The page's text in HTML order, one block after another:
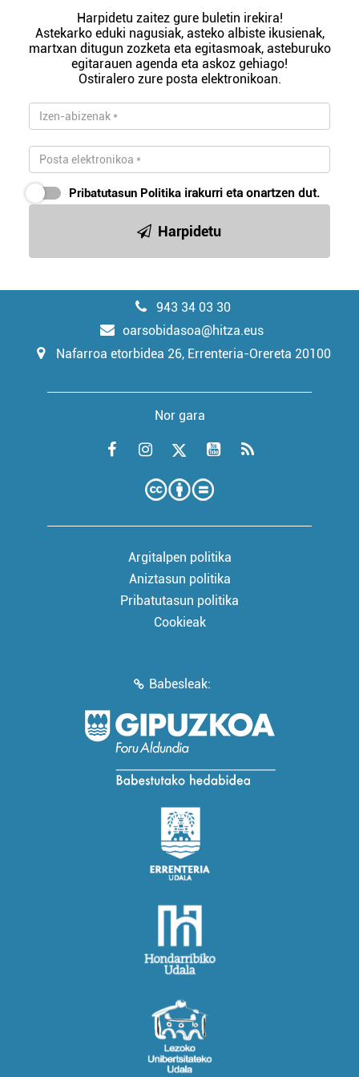
Harpidetu zaitez gure buletin irekira!
Astekarko eduki nagusiak, asteko albiste ikusienak,
martxan ditugun zozketa eta egitasmoak, asteburuko
egitarauen agenda eta askoz gehiago!
Ostiralero zure posta elektronikoan.
Pribatutasun Politika irakurri eta onartzen dut.
Harpidetu
943 34 03 30
oarsobidasoa@hitza.eus
Nafarroa etorbidea 26, Errenteria-Orereta 20100
Nor gara
Argitalpen politika
Aniztasun politika
Pribatutasun politika
Cookieak
Babesleak: